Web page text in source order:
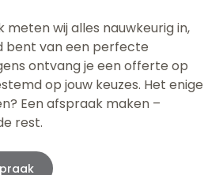
meten wij alles nauwkeurig in,
bent van een perfecte
ontvang je een offerte op
op jouw keuzes. Het enige
Een afspraak maken –
rest.